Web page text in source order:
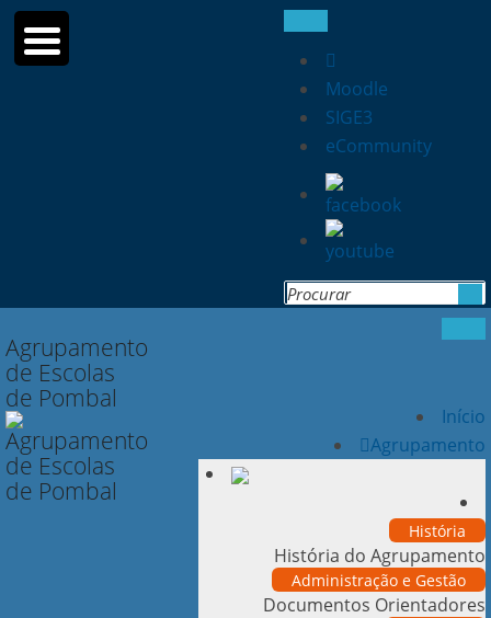
Moodle
SIGE3
eCommunity
Search
Agrupamento
de Escolas
de Pombal
Início
Agrupamento
História
História do Agrupamento
Administração e Gestão
Documentos Orientadores